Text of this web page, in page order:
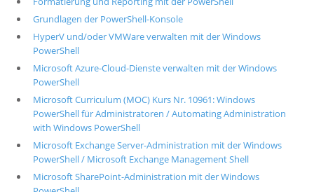
Grundlagen der PowerShell-Konsole
HyperV und/oder VMWare verwalten mit der Windows
PowerShell
Microsoft Azure-Cloud-Dienste verwalten mit der Windows
PowerShell
Microsoft Curriculum (MOC) Kurs Nr. 10961: Windows
PowerShell für Administratoren / Automating Administration
with Windows PowerShell
Microsoft Exchange Server-Administration mit der Windows
PowerShell / Microsoft Exchange Management Shell
Microsoft SharePoint-Administration mit der Windows